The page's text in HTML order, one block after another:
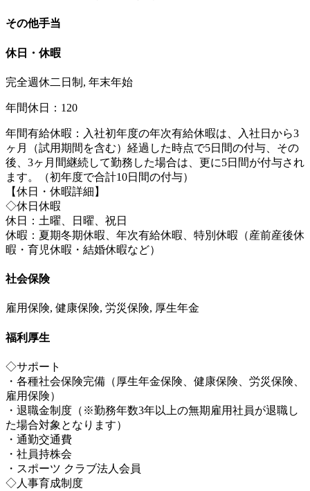
その他手当
休日・休暇
完全週休二日制, 年末年始
年間休日：120
年間有給休暇：入社初年度の年次有給休暇は、入社日から3
ヶ月（試用期間を含む）経過した時点で5日間の付与、その
後、3ヶ月間継続して勤務した場合は、更に5日間が付与され
ます。（初年度で合計10日間の付与）
【休日・休暇詳細】
◇休日休暇
休日：土曜、日曜、祝日
休暇：夏期冬期休暇、年次有給休暇、特別休暇（産前産後休
暇・育児休暇・結婚休暇など）
社会保険
雇用保険, 健康保険, 労災保険, 厚生年金
福利厚生
◇サポート
・各種社会保険完備（厚生年金保険、健康保険、労災保険、
雇用保険）
・退職金制度（※勤務年数3年以上の無期雇用社員が退職し
た場合対象となります）
・通勤交通費
・社員持株会
・スポーツ クラブ法人会員
◇人事育成制度